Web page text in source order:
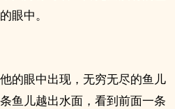
眼中。
的眼中出现，无穷无尽的鱼儿
鱼儿越出水面，看到前面一条